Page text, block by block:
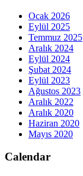
Ocak 2026
Eylül 2025
Temmuz 2025
Aralık 2024
Eylül 2024
Şubat 2024
Eylül 2023
Ağustos 2023
Aralık 2022
Aralık 2020
Haziran 2020
Mayıs 2020
Calendar